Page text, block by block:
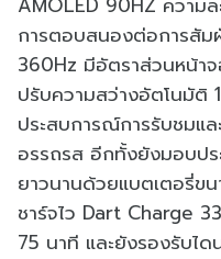
AMOLED 90HZ ความ
การตอบสนองต่อการสัม
360Hz มีอัตราส่วนหน้า
ปรับความสว่างอัตโนมัติ
ประสบการณ์การรับชมแล
อรรถรส อีกทั้งยังมอบป
ยาวนานด้วยแบตเตอรี่ข
ชาร์จไว Dart Charge
75 นาที และยังรองรับไ